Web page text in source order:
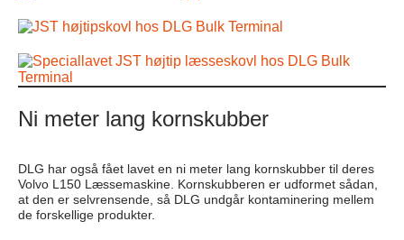
Ni meter lang kornskubber
DLG har også fået lavet en ni meter lang kornskubber til deres
Volvo L150 Læssemaskine. Kornskubberen er udformet sådan,
at den er selvrensende, så DLG undgår kontaminering mellem
de forskellige produkter.